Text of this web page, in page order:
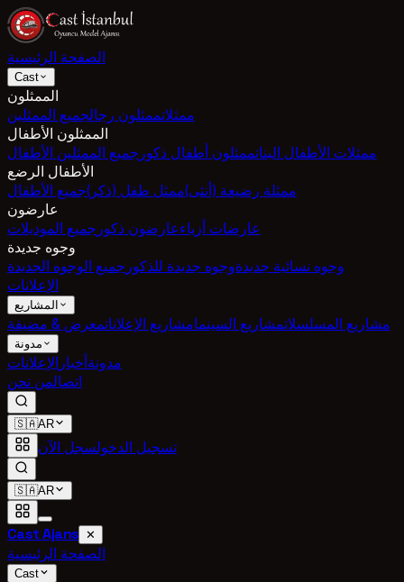
الصفحة الرئيسية
Cast
الممثلون
ممثلاتممثلون رجالجميع الممثلين
الممثلون الأطفال
ممثلات الأطفال البناتممثلون أطفال ذكور جميع الممثلين الأطفال
الأطفال الرضع
ممثلة رضيعة (أنثى)ممثل طفل (ذكر)جميع الأطفال
عارضون
عارضات أزياءعارضون ذكور جميع الموديلات
وجوه جديدة
وجوه نسائية جديدةوجوه جديدة للذكور جميع الوجوه الجديدة
الإعلانات
المشاريع
مشاريع المسلسلاتمشاريع السينمامشاريع الإعلاناتمعرض & مضيفة
مدونة
مدونةأخبار الإعلانات
اتصالمن نحن
🇸🇦AR
تسجيل الدخولسجل الآن
🇸🇦AR
Cast Ajans ✕
الصفحة الرئيسية
Cast